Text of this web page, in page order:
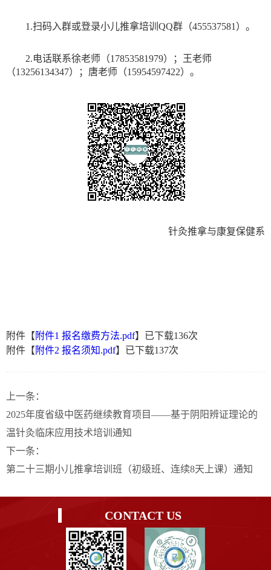
1.扫码入群或登录小儿推拿培训 QQ群（455537581 ） 。
2.电话联系徐老师（17853581979） ；
王老师
（13256134347）；唐老师（15954597422）。
针灸推拿与康复保健系
附件【 附件1 报名缴费方法.pdf】已下载136次
附件【 附件2 报名须知.pdf】已下载137次
上一条：
2025年度省级中医药继续教育项目——基于阴阳辨证理论的
温针灸临床应用技术培训通知
下一条：
第二十三期小儿推拿培训班（初级班、连续8天上课）通知
CONTACT US